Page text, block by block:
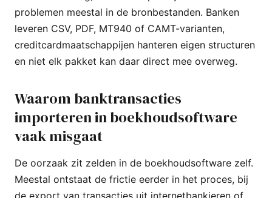
problemen meestal in de bronbestanden. Banken
leveren CSV, PDF, MT940 of CAMT-varianten,
creditcardmaatschappijen hanteren eigen structuren
en niet elk pakket kan daar direct mee overweg.
Waarom banktransacties
importeren in boekhoudsoftware
vaak misgaat
De oorzaak zit zelden in de boekhoudsoftware zelf.
Meestal ontstaat de frictie eerder in het proces, bij
de export van transacties uit internetbankieren of